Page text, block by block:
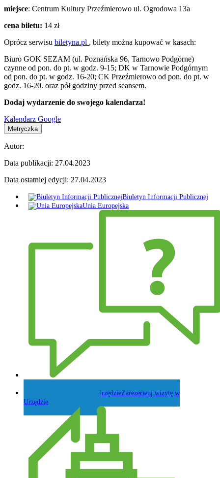
miejsce: Centrum Kultury Przeźmierowo ul. Ogrodowa 13a
cena biletu: 14 zł
Oprócz serwisu biletyna.pl , bilety można kupować w kasach:
Biuro GOK SEZAM (ul. Poznańska 96, Tarnowo Podgórne)
czynne od pon. do pt. w godz. 9-15; DK w Tarnowie Podgórnym
od pon. do pt. w godz. 16-20; CK Przeźmierowo od pon. do pt. w
godz. 16-20. oraz pół godziny przed seansem.
Dodaj wydarzenie do swojego kalendarza!
Kalendarz Google
Metryczka
Autor:
Data publikacji: 27.04.2023
Data ostatniej edycji: 27.04.2023
Biuletyn Informacji Publicznej
Unia Europejska
Zarezerwuj wizytę w
Urzędzie